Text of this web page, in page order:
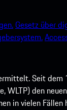
Gesetz über
Seit
den
in vielen